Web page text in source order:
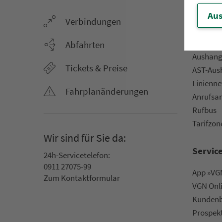
Ver­bin­dungen
Abfahrten
Tickets & Preise
Fahr­plan­ände­rungen
Wir sind für Sie da:
24h-Ser­vice­te­le­fon:
0911 27075-99
Zum Kon­taktformular
Netz
AST-
Rufbus
Service
App
VGN